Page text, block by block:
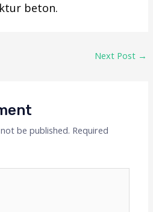
beton.
Next Post →
be published. Required